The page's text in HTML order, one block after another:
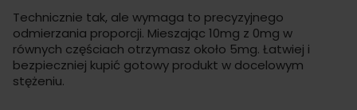
Technicznie tak, ale wymaga to precyzyjnego
odmierzania proporcji. Mieszając 10mg z 0mg w
równych częściach otrzymasz około 5mg. Łatwiej i
bezpieczniej kupić gotowy produkt w docelowym
stężeniu.